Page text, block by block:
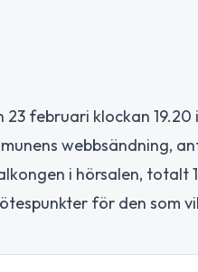
februari klockan
webbsändning,
i hörsalen, totalt
för den som